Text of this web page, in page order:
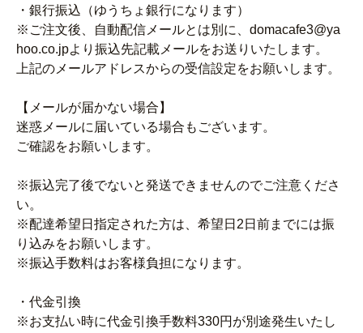
・銀行振込（ゆうちょ銀行になります）
※ご注文後、自動配信メールとは別に、domacafe3@ya
hoo.co.jpより振込先記載メールをお送りいたします。
上記のメールアドレスからの受信設定をお願いします。
【メールが届かない場合】
迷惑メールに届いている場合もございます。
ご確認をお願いします。
※振込完了後でないと発送できませんのでご注意くださ
い。
※配達希望日指定された方は、希望日2日前までには振
り込みをお願いします。
※振込手数料はお客様負担になります。
・代金引換
※お支払い時に代金引換手数料330円が別途発生いたし